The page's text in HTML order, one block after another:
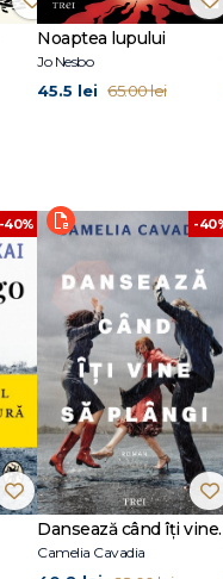
Noaptea lupului
Jo Nesbo
45.5 lei 65.00 lei
-40% -
Camelia Cavadia